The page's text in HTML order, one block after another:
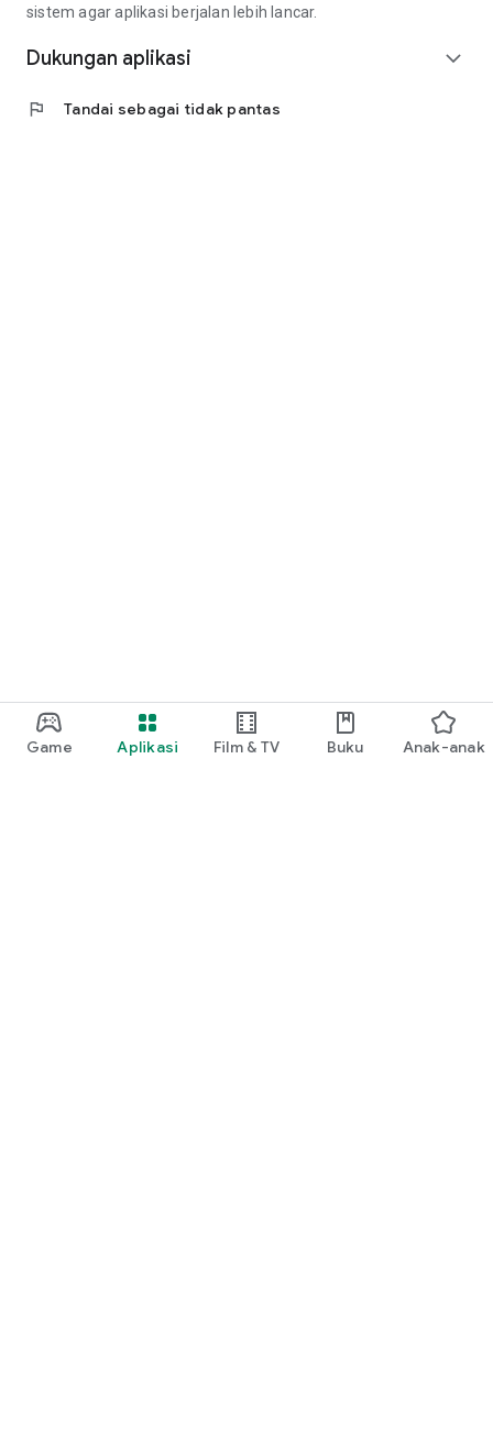
Game Aplikasi Film & TV Buku Anak-anak
sistem agar aplikasi berjalan lebih lancar.
Dukungan aplikasi expand_more
flag Tandai sebagai tidak pantas